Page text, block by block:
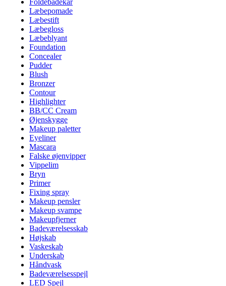
Foldebadekar
Læbepomade
Læbestift
Læbegloss
Læbeblyant
Foundation
Concealer
Pudder
Blush
Bronzer
Contour
Highlighter
BB/CC Cream
Øjenskygge
Makeup paletter
Eyeliner
Mascara
Falske øjenvipper
Vippelim
Bryn
Primer
Fixing spray
Makeup pensler
Makeup svampe
Makeupfjerner
Badeværelsesskab
Højskab
Vaskeskab
Underskab
Håndvask
Badeværelsesspejl
LED Spejl